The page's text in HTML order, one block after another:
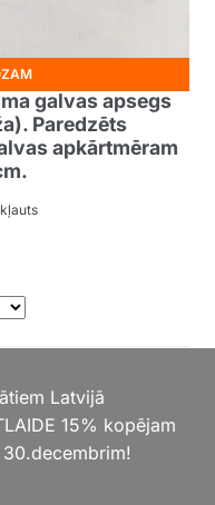
galvas apsegs
Paredzēts
apkārtmēram
Latvijā
15% kopējam